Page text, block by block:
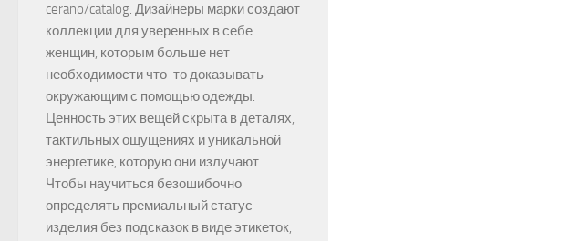
cerano/catalog. Дизайнеры марки создают
коллекции для уверенных в себе
женщин, которым больше нет
необходимости что-то доказывать
окружающим с помощью одежды.
Ценность этих вещей скрыта в деталях,
тактильных ощущениях и уникальной
энергетике, которую они излучают.
Чтобы научиться безошибочно
определять премиальный статус
изделия без подсказок в виде этикеток,